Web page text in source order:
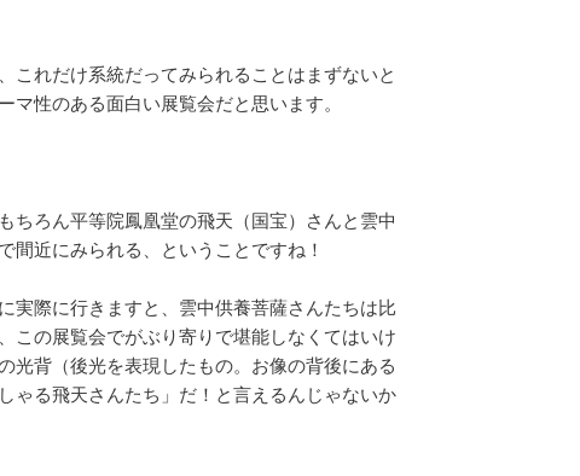
これだけ系統だってみられることはまずないと
性のある面白い展覧会だと思います。
ちろん平等院鳳凰堂の飛天（国宝）さんと雲中
間近にみられる、ということですね！
実際に行きますと、雲中供養菩薩さんたちは比
この展覧会でがぶり寄りで堪能しなくてはいけ
光背（後光を表現したもの。お像の背後にある
ゃる飛天さんたち」だ！と言えるんじゃないか